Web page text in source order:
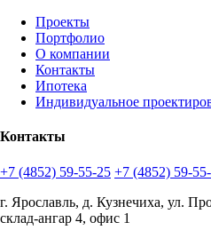
Проекты
Портфолио
О компании
Контакты
Ипотека
Индивидуальное
Контакты
+7 (4852) 59-55-25 +7 (4852) 59-
г. Ярославль, д. Кузнечиха, ул.
склад-ангар 4, офис 1